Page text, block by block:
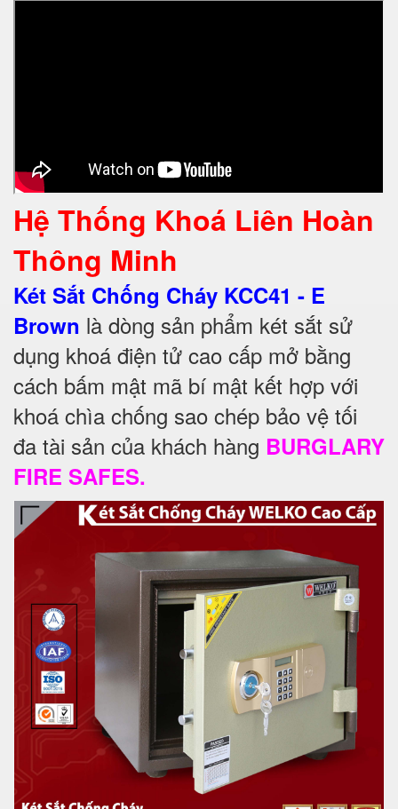
Hệ Thống Khoá Liên Hoàn
Thông Minh
Két Sắt Chống Cháy KCC41 - E
Brown là dòng sản phẩm két sắt sử
dụng khoá điện tử cao cấp mở bằng
cách bấm mật mã bí mật kết hợp với
khoá chìa chống sao chép bảo vệ tối
đa tài sản của khách hàng BURGLARY
FIRE SAFES.